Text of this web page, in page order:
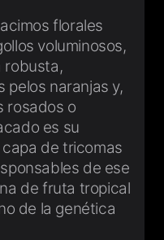
florales
voluminosos,
robusta,
pelos naranjas y,
rosados o
es su
de tricomas
de ese
de fruta tropical
de la genética